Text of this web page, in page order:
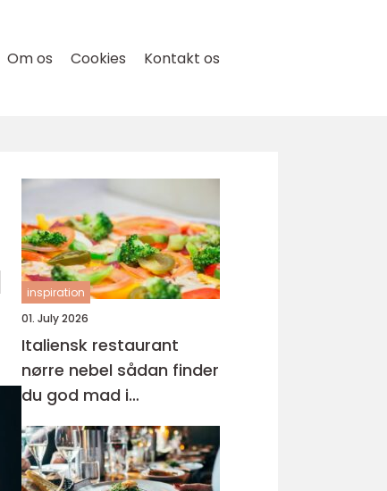
Om os Cookies Kontakt os
inspiration
01. July 2026
Italiensk restaurant
nørre nebel sådan finder
du god mad i
nærmiljøet